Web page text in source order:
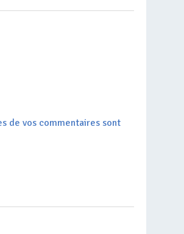
de vos commentaires sont